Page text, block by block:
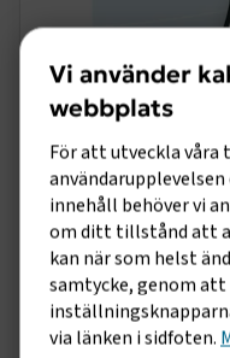
Myter om
Har du gått på
Kollektivavtal ger
främjar stabiliteten
Vi använder
webbplats
För att utveckla våra
innehåll behöver vi
om ditt tillstånd att
kan när som helst
samtycke, genom att
via länken i sidfoten.